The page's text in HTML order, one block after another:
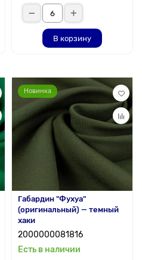
В корзину
Новинка
Габардин "Фухуа"
(оригинальный) — темный
хаки
2000000081816
Есть в наличии